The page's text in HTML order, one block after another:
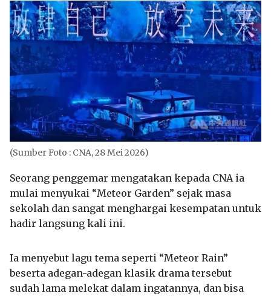
(Sumber Foto : CNA, 28 Mei 2026)
Seorang penggemar mengatakan kepada CNA ia
mulai menyukai “Meteor Garden” sejak masa
sekolah dan sangat menghargai kesempatan untuk
hadir langsung kali ini.
Ia menyebut lagu tema seperti “Meteor Rain”
beserta adegan-adegan klasik drama tersebut
sudah lama melekat dalam ingatannya, dan bisa